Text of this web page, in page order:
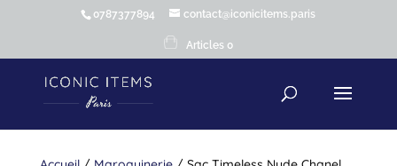
0787377894 contact@iconicitems.paris
Articles 0